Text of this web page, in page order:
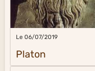
Le 06/07/2019
Platon